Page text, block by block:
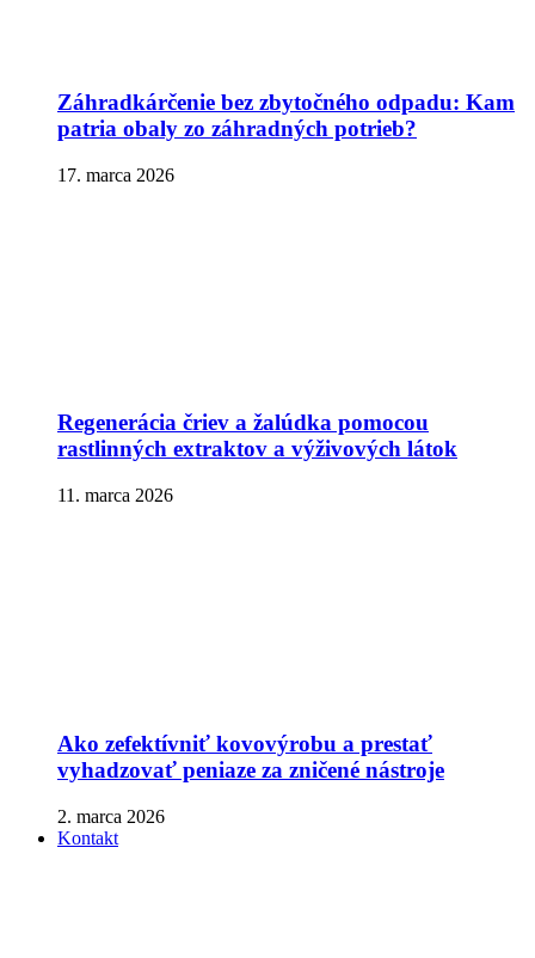
Záhradkárčenie bez zbytočného odpadu: Kam
patria obaly zo záhradných potrieb?
17. marca 2026
Regenerácia čriev a žalúdka pomocou
rastlinných extraktov a výživových látok
11. marca 2026
Ako zefektívniť kovovýrobu a prestať
vyhadzovať peniaze za zničené nástroje
2. marca 2026
Kontakt